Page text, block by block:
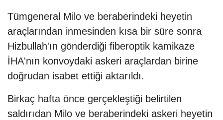
Tümgeneral Milo ve beraberindeki heyetin
araçlarından inmesinden kısa bir süre sonra
Hizbullah'ın gönderdiği fiberoptik kamikaze
İHA'nın konvoydaki askeri araçlardan birine
doğrudan isabet ettiği aktarıldı.
Birkaç hafta önce gerçekleştiği belirtilen
saldırıdan Milo ve beraberindeki askeri heyetin